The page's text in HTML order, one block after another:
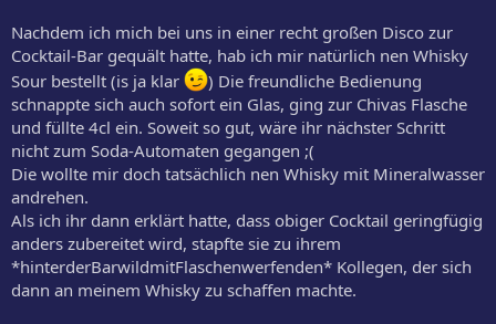
Nachdem ich mich bei uns in einer recht großen Disco zur
Cocktail-Bar gequält hatte, hab ich mir natürlich nen Whisky
Sour bestellt (is ja klar
) Die freundliche Bedienung
schnappte sich auch sofort ein Glas, ging zur Chivas Flasche
und füllte 4cl ein. Soweit so gut, wäre ihr nächster Schritt
nicht zum Soda-Automaten gegangen ;(
Die wollte mir doch tatsächlich nen Whisky mit Mineralwasser
andrehen.
Als ich ihr dann erklärt hatte, dass obiger Cocktail geringfügig
anders zubereitet wird, stapfte sie zu ihrem
*hinterderBarwildmitFlaschenwerfenden* Kollegen, der sich
dann an meinem Whisky zu schaffen machte.